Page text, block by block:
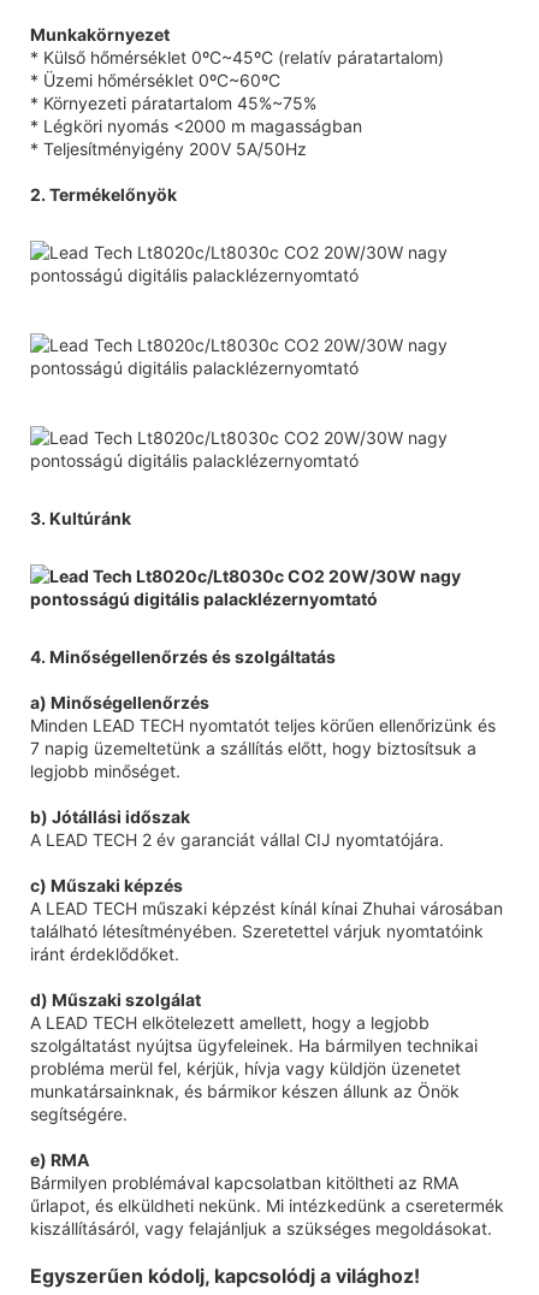
Munkakörnyezet
* Külső hőmérséklet 0ºC~45ºC (relatív páratartalom)
* Üzemi hőmérséklet 0ºC~60ºC
* Környezeti páratartalom 45%~75%
* Légköri nyomás <2000 m magasságban
* Teljesítményigény 200V 5A/50Hz
2. Termékelőnyök
3. Kultúránk
4. Minőségellenőrzés és szolgáltatás
a) Minőségellenőrzés
Minden LEAD TECH nyomtatót teljes körűen ellenőrizünk és
7 napig üzemeltetünk a szállítás előtt, hogy biztosítsuk a
legjobb minőséget.
b) Jótállási időszak
A LEAD TECH 2 év garanciát vállal CIJ nyomtatójára.
c) Műszaki képzés
A LEAD TECH műszaki képzést kínál kínai Zhuhai városában
található létesítményében. Szeretettel várjuk nyomtatóink
iránt érdeklődőket.
d) Műszaki szolgálat
A LEAD TECH elkötelezett amellett, hogy a legjobb
szolgáltatást nyújtsa ügyfeleinek. Ha bármilyen technikai
probléma merül fel, kérjük, hívja vagy küldjön üzenetet
munkatársainknak, és bármikor készen állunk az Önök
segítségére.
e) RMA
Bármilyen problémával kapcsolatban kitöltheti az RMA
űrlapot, és elküldheti nekünk. Mi intézkedünk a cseretermék
kiszállításáról, vagy felajánljuk a szükséges megoldásokat.
Egyszerűen kódolj, kapcsolódj a világhoz!